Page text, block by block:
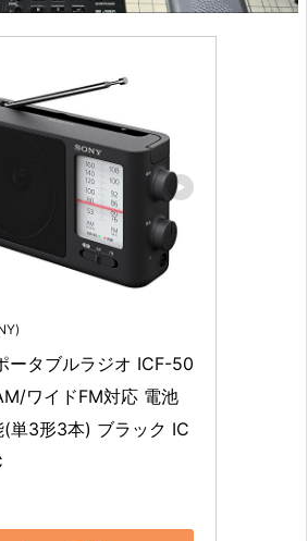
ータブルラジオ ICF-50
ワイドFM対応 電池
(単3形3本) ブラック IC